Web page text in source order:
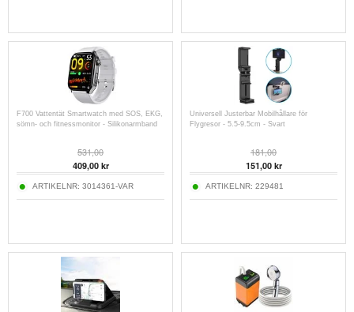
F700 Vattentät Smartwatch med SOS, EKG,
sömn- och fitnessmonitor - Silikonarmband
531,00
409,00kr
ARTIKELNR: 3014361-VAR
Universell Justerbar Mobilhållare för
Flygresor - 5.5-9.5cm - Svart
181,00
151,00kr
ARTIKELNR: 229481